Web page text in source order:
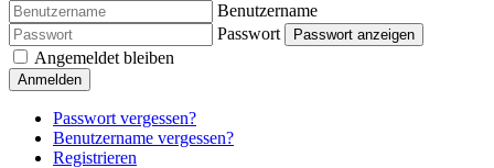
Benutzername
Passwort
Passwort anzeigen
Angemeldet bleiben
Anmelden
Passwort vergessen?
Benutzername vergessen?
Registrieren